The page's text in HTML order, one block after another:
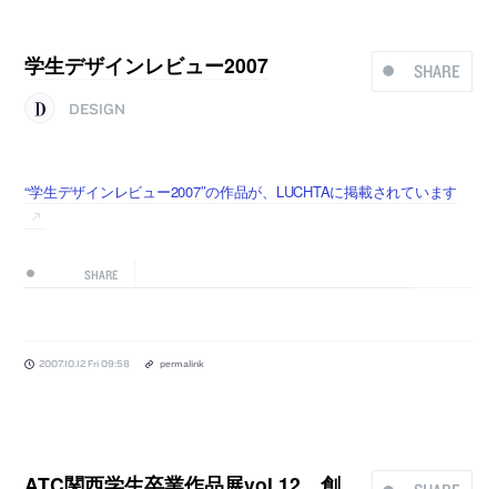
SHARE
学生デザインレビュー2007
DESIGN
“学生デザインレビュー2007″の作品が、LUCHTAに掲載されています
SHARE
2007.10.12 Fri 09:58 permalink